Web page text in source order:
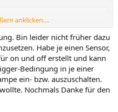
: >-
und hat sich der Status von
nicht geändert als der
Dir das eben auf Deine
anklicken....
Bin leider nicht früher dazu
Habe je einen Sensor,
on und off erstellt und kann
Bedingung in je einer
ein- bzw. auszuschalten.
Nochmals Danke für den